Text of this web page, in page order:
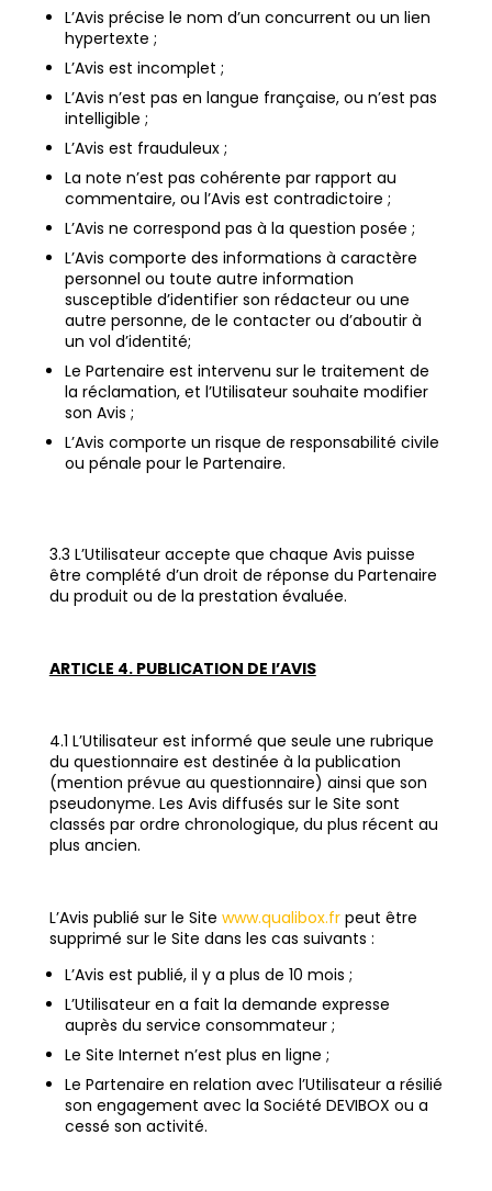
L’Avis précise le nom d’un concurrent ou un lien
hypertexte ;
L’Avis est incomplet ;
L’Avis n’est pas en langue française, ou n’est pas
intelligible ;
L’Avis est frauduleux ;
La note n’est pas cohérente par rapport au
commentaire, ou l’Avis est contradictoire ;
L’Avis ne correspond pas à la question posée ;
L’Avis comporte des informations à caractère
personnel ou toute autre information
susceptible d’identifier son rédacteur ou une
autre personne, de le contacter ou d’aboutir à
un vol d’identité;
Le Partenaire est intervenu sur le traitement de
la réclamation, et l’Utilisateur souhaite modifier
son Avis ;
L’Avis comporte un risque de responsabilité civile
ou pénale pour le Partenaire.
3.3 L’Utilisateur accepte que chaque Avis puisse
être complété d’un droit de réponse du Partenaire
du produit ou de la prestation évaluée.
ARTICLE 4. PUBLICATION DE l’AVIS
4.1 L’Utilisateur est informé que seule une rubrique
du questionnaire est destinée à la publication
(mention prévue au questionnaire) ainsi que son
pseudonyme. Les Avis diffusés sur le Site sont
classés par ordre chronologique, du plus récent au
plus ancien.
L’Avis publié sur le Site www.qualibox.frpeut être
supprimé sur le Site dans les cas suivants :
L’Avis est publié, il y a plus de 10 mois ;
L’Utilisateur en a fait la demande expresse
auprès du service consommateur ;
Le Site Internet n’est plus en ligne ;
Le Partenaire en relation avec l’Utilisateur a résilié
son engagement avec la Société DEVIBOX ou a
cessé son activité.